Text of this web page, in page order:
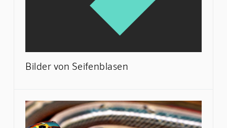
Bilder von Seifenblasen